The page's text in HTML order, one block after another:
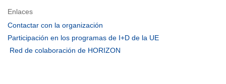
Enlaces
Contactar con la organización
abrirá
Participación en los programas de I+D de la UE
Red de colaboración de HORIZON